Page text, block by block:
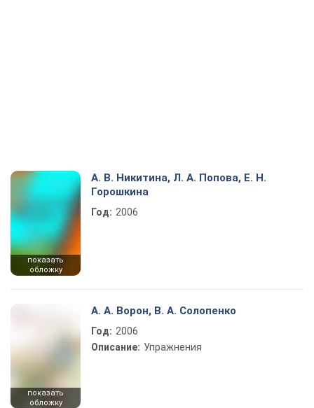
показать
обложку
А. В. Никитина, Л. А. Попова, Е. Н.
Горошкина
Год: 2006
показать
обложку
А. А. Ворон, В. А. Солопенко
Год: 2006
Описание: Упражнения